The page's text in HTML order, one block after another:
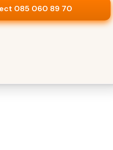
085 060 89 70